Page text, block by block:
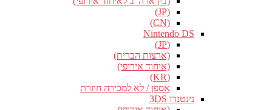
(JP)
(CN)
Nintendo DS
(JP)
(ארצות הברית)
(איחוד אירופי)
(KR)
אספן / לא למכירה חוזרת
נינטנדו 3DS